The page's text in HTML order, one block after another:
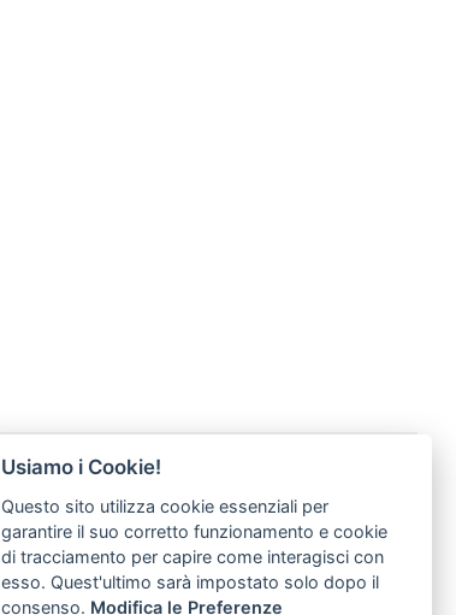
Modalità di pagamento
Usiamo i Cookie!
Questo sito utilizza cookie essenziali per
garantire il suo corretto funzionamento e cookie
di tracciamento per capire come interagisci con
esso. Quest'ultimo sarà impostato solo dopo il
consenso. Modifica le Preferenze